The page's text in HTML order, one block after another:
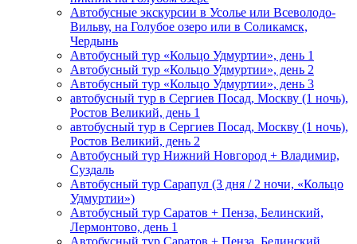
Автобусные экскурсии в Усолье или Всеволодо-
Вильву, на Голубое озеро или в Соликамск,
Чердынь
Автобусный тур «Кольцо Удмуртии», день 1
Автобусный тур «Кольцо Удмуртии», день 2
Автобусный тур «Кольцо Удмуртии», день 3
автобусный тур в Сергиев Посад, Москву (1 ночь),
Ростов Великий, день 1
автобусный тур в Сергиев Посад, Москву (1 ночь),
Ростов Великий, день 2
Автобусный тур Нижний Новгород + Владимир,
Суздаль
Автобусный тур Сарапул (3 дня / 2 ночи, «Кольцо
Удмуртии»)
Автобусный тур Саратов + Пенза, Белинский,
Лермонтово, день 1
Автобусный тур Саратов + Пенза, Белинский,